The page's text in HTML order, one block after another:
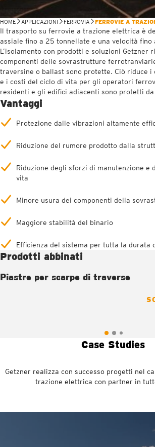
HOME APPLICAZIONI FERROVIA FERROVIE A
Il trasporto su ferrovie a trazione elettrica è
assiale fino a 25 tonnellate e una velocità fino
L’isolamento con prodotti e soluzioni Getzner
componenti delle sovrastrutture
traversine o ballast sono protette. Ciò riduce i
e i costi del ciclo di vita per gli operatori
residenti e gli edifici adiacenti sono protetti
Vantaggi
Protezione dalle vibrazioni altamente
Riduzione del rumore prodotto dalla
Riduzione degli sforzi di manutenzione e
vita
Minore usura dei componenti della
Maggiore stabilità del binario
Efficienza del sistema per tutta la durata
Prodotti abbinati
Piastre per scarpe di traverse
Case Studies
Getzner realizza con successo progetti nel
trazione elettrica con partner in